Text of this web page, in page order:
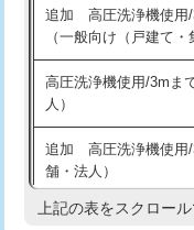
マス交換（深さ50㎝
コンクリート斫り（厚
コンクリート斫り（厚
モルタル補修（厚さ10
モルタル補修（厚さ10
持込商品取付（混合水
給水管工事※（ホール
給水管工事※（バンド
給水管工事※（支持金
追加 高圧洗浄機使用/
（一般向け（戸建て・
高圧洗浄機使用/3mま
人）
追加 高圧洗浄機使用/
舗・法人）
高度高圧洗浄換
上記の表をスクロー